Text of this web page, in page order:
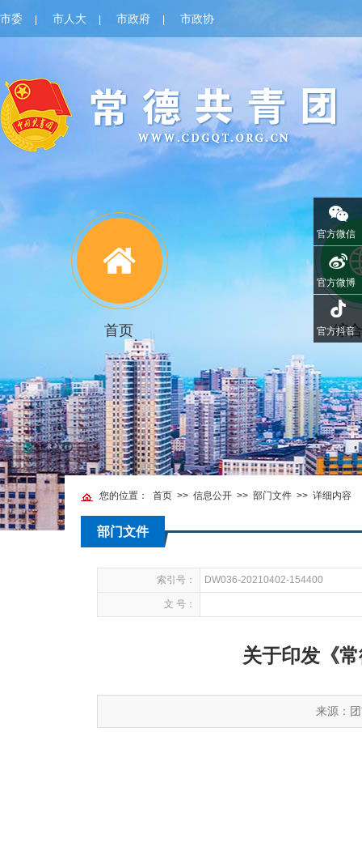
市委 市人大 市政府 市政协
首页 综
您的位置： 首页 >> 信息公开 >> 部门文件 >> 详细内容
部门文件
索引号： DW036-20210402-154400
文 号：
关于印发《
来源：
官方微信
官方微博
官方抖音